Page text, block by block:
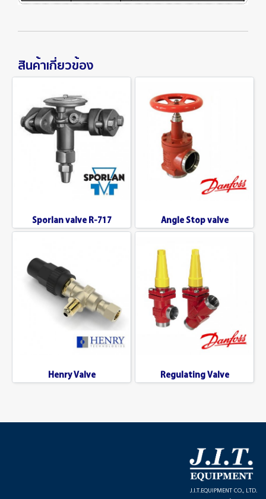
สินค้าเกี่ยวข้อง
Sporlan valve R-717 Angle Stop valve
Henry Valve Regulating Valve
J.I.T.EQUIPMENT CO., LTD.